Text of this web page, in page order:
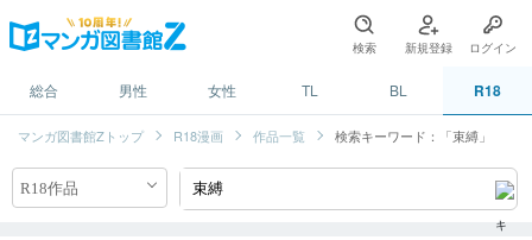
検索 新規登録 ログイン
総合 男性 女性 TL BL R18
マンガ図書館Zトップ R18漫画 作品一覧 検索キーワード：「束縛」